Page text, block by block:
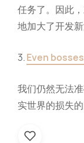
任务了。因此
地加大了开发
3.Even
我们仍然无法
实世界的损失